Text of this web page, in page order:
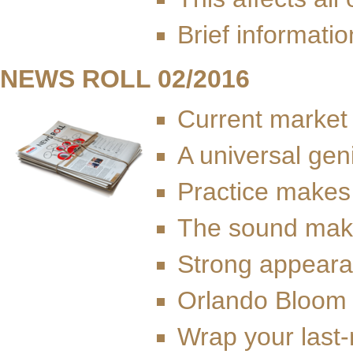
Brief
NEWS ROLL 02/2016
Current
A universal
Practice
The sound
Strong
Orlando
Wrap your